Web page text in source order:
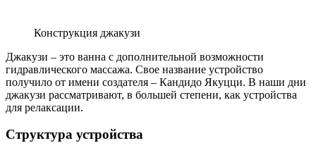
Конструкция джакузи
Джакузи – это ванна с дополнительной возможности
гидравлического массажа. Свое название устройство
получило от имени создателя – Кандидо Якуцци. В наши дни
джакузи рассматривают, в большей степени, как устройства
для релаксации.
Структура устройства